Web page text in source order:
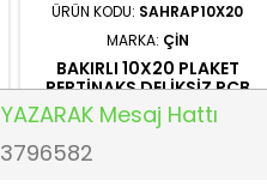
Mesaj Hattı
ÜRÜN KODU: SAHRAP10X20
MARKA: ÇIN
BAKIRLI 10X20 PLAKET
PERTINAKS DELIKSIZ PCB
FR2